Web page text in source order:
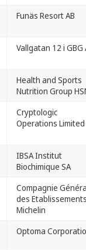
Funäs Resort AB
Vallgatan 12 i GBG
Health and Sports
Nutrition Group
Cryptologic
Operations Limited
IBSA Institut
Biochimique SA
Compagnie
des
Michelin
Optoma